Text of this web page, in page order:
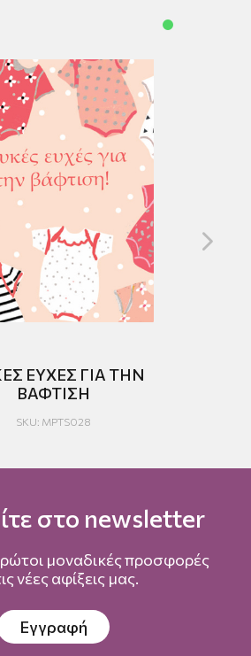
ΕΥΧΕΣ ΓΙΑ ΤΗΝ
ΒΑΦΤΙΣΗ
SKU: MPTS028
στο newsletter
μοναδικές προσφορές
νέες αφίξεις μας.
Εγγραφή